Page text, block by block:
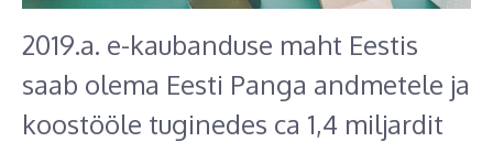
2019.a. e-kaubanduse maht Eestis
saab olema Eesti Panga andmetele ja
koostööle tuginedes ca 1,4 miljardit